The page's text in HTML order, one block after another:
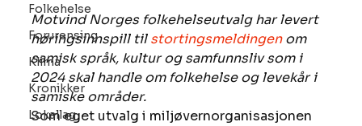
Folkehelse
Forurensing
Klima
Kronikker
Lokallag
Motvind Norges folkehelseutvalg har levert
høringsinnspill til stortingsmeldingen om
samisk språk, kultur og samfunnsliv som i
2024 skal handle om folkehelse og levekår i
samiske områder.
Som eget utvalg i miljøvernorganisasjonen